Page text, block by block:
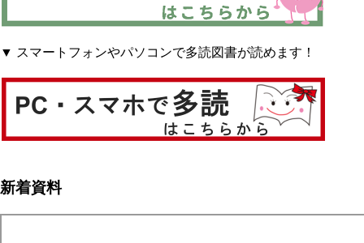
▼ スマートフォンやパソコンで多読図書が読めます！
新着資料